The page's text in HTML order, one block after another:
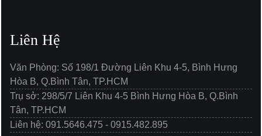
Liên Hệ
Văn Phòng: Số 198/1 Đường Liên Khu 4-5, Bình Hưng
Hòa B, Q.Bình Tân, TP.HCM
Trụ sở: 298/5/7 Liên Khu 4-5 Bình Hưng Hòa B, Q.Bình
Tân, TP.HCM
Liên hệ: 091.5646.475 - 0915.482.895